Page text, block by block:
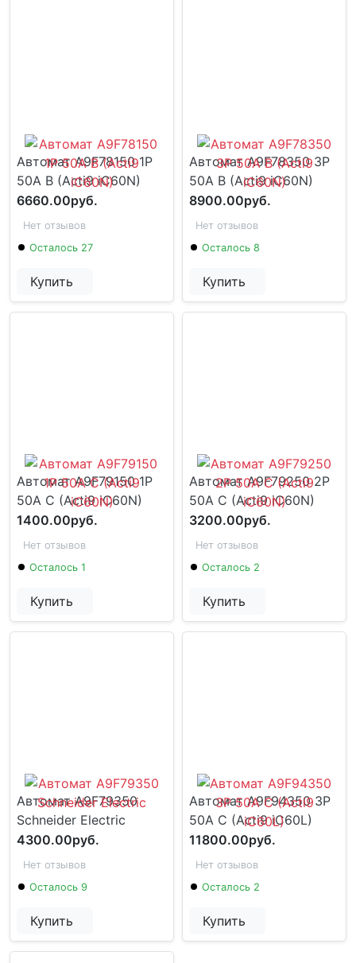
Автомат A9F78150 1P
50А B (Acti9 iC60N)
6660.00руб.
Нет отзывов
Осталось 27
Купить
Автомат A9F78350 3P
50A B (Acti9 iC60N)
8900.00руб.
Нет отзывов
Осталось 8
Купить
Автомат A9F79150 1P
50А C (Acti9 iC60N)
1400.00руб.
Нет отзывов
Осталось 1
Купить
Автомат A9F79250 2P
50A C (Acti9 iC60N)
3200.00руб.
Нет отзывов
Осталось 2
Купить
Автомат A9F79350
Schneider Electric
4300.00руб.
Нет отзывов
Осталось 9
Купить
Автомат A9F94350 3P
50A C (Acti9 iC60L)
11800.00руб.
Нет отзывов
Осталось 2
Купить